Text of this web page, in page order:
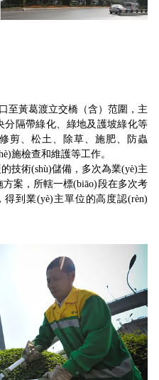
至黃葛渡立交橋（含）范圍，主
分隔帶綠化、綠地及護坡綠化等
剪、松土、除草、施肥、防蟲
施檢查和維護等工作。
技術(shù)儲備，多次為業(yè)主
案，所轄一標(biāo)段在多次考
到業(yè)主單位的高度認(rèn)